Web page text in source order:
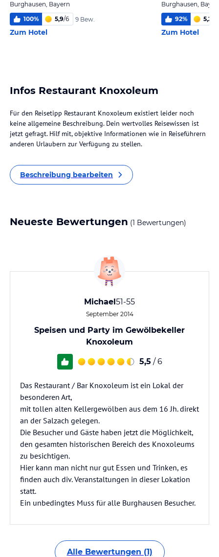
Burghausen, Bayern
100% 5,9/6 9 Bew.
Zum Hotel
Burghausen,
92% 5,2
Zum Hotel
Infos Restaurant Knoxoleum
Für den Reisetipp Restaurant Knoxoleum existiert leider noch
keine allgemeine Beschreibung. Dein wertvolles Reisewissen ist
jetzt gefragt. Hilf mit, objektive Informationen wie in Reiseführern
anderen Urlaubern zur Verfügung zu stellen.
Beschreibung bearbeiten
Neueste Bewertungen (1 Bewertungen)
Michael51-55
September 2014
Speisen und Party im Gewölbekeller
Knoxoleum
5,5 / 6
Das Restaurant / Bar Knoxoleum ist ein Lokal der
besonderen Art,
mit tollen alten Kellergewölben aus dem 16 Jh. direkt
an der Salzach gelegen.
Die Besucher und Gäste haben jetzt die Möglichkeit,
den gesamten historischen Bereich des Knoxoleums
zu besichtigen.
Hier kann man nicht nur gut Essen und Trinken, es
finden auch div. Veranstaltungen in dieser Lokation
statt.
Ein unbedingtes Muss für alle Burghausen Besucher.
Alle Bewertungen (1)